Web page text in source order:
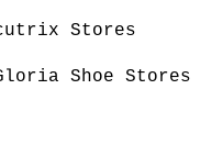
Stores
Shoe Stores